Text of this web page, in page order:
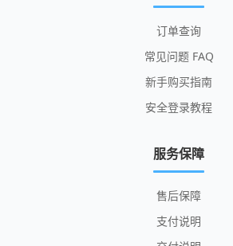
订单查询
常见问题 FAQ
新手购买指南
安全登录教程
服务保障
售后保障
支付说明